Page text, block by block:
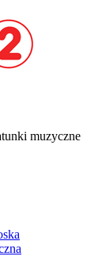
muzyczne